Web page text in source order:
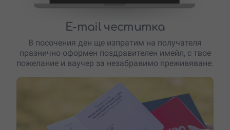
E-mail честитка
В посочения ден ще изпратим на получателя
празнично оформен поздравителен имейл, с твое
пожелание и ваучер за незабравимо преживяване.